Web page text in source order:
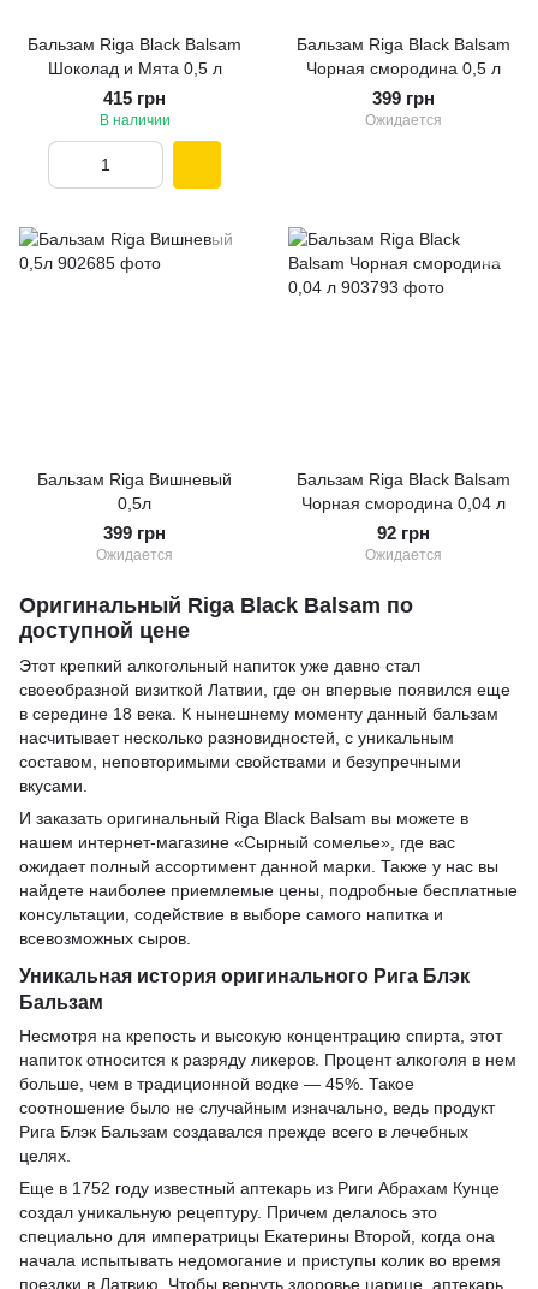
Бальзам Riga Black Balsam
Шоколад и Мята 0,5 л
415 грн
В наличии
Бальзам Riga Black Balsam
Чорная смородина 0,5 л
399 грн
Ожидается
Бальзам Riga Вишневый
0,5л
399 грн
Ожидается
Бальзам Riga Black Balsam
Чорная смородина 0,04 л
92 грн
Ожидается
Оригинальный Riga Black Balsam по
доступной цене
Этот крепкий алкогольный напиток уже давно стал
своеобразной визиткой Латвии, где он впервые появился еще
в середине 18 века. К нынешнему моменту данный бальзам
насчитывает несколько разновидностей, с уникальным
составом, неповторимыми свойствами и безупречными
вкусами.
И заказать оригинальный Riga Black Balsam вы можете в
нашем интернет-магазине «Сырный сомелье», где вас
ожидает полный ассортимент данной марки. Также у нас вы
найдете наиболее приемлемые цены, подробные бесплатные
консультации, содействие в выборе самого напитка и
всевозможных сыров.
Уникальная история оригинального Рига Блэк
Бальзам
Несмотря на крепость и высокую концентрацию спирта, этот
напиток относится к разряду ликеров. Процент алкоголя в нем
больше, чем в традиционной водке — 45%. Такое
соотношение было не случайным изначально, ведь продукт
Рига Блэк Бальзам создавался прежде всего в лечебных
целях.
Еще в 1752 году известный аптекарь из Риги Абрахам Кунце
создал уникальную рецептуру. Причем делалось это
специально для императрицы Екатерины Второй, когда она
начала испытывать недомогание и приступы колик во время
поездки в Латвию. Чтобы вернуть здоровье царице, аптекарь